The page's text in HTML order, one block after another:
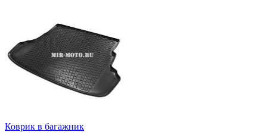
Коврик в багажник